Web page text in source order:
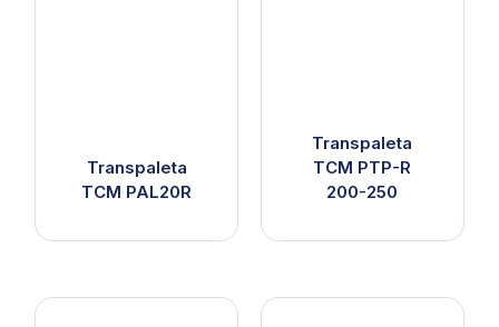
Transpaleta
TCM PAL20R
Transpaleta
TCM PTP-R
200-250